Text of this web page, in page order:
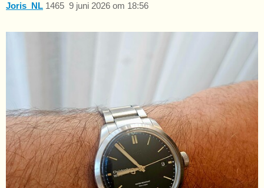
Joris_NL 9 juni 2026 om 18:56
1465